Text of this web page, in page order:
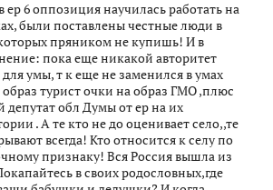
ер 6 оппозиция научилась работать на
были поставлены честные люди в
пряником не купишь! И в
пока еще никакой авторитет
для умы, т к еще не заменился в умах
турист очки на образ ГМО ,плюс
депутат обл Думы от ер на их
. А те кто не до оценивает село,,те
всегда! Кто относится к селу по
признаку! Вся Россия вышла из
в своих родословных,где